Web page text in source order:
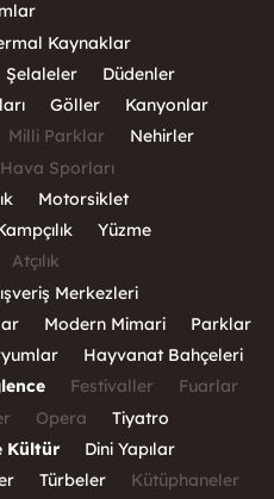
Kaynaklar
Şelaleler
Düdenler
Göller
Kanyonlar
Milli Parklar
Nehirler
Hava Sporları
Motorsiklet
Yüzme
Atçılık
Merkezleri
Modern Mimari
Parklar
Hayvanat Bahçeleri
Festivaller
Fuarlar
Opera
Tiyatro
Kültür
Dini Yapılar
Türbeler
Kütüphaneler